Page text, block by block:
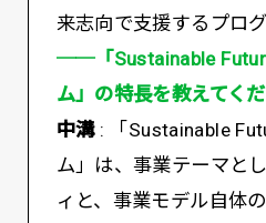
来志向で支援するプログ
──「Sustainable
ム」の特長を教えてくだ
中溝: 「Sustainable
ム」は、事業テーマと
ィと、事業モデル自体